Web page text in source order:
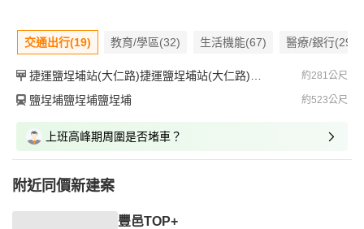
交通出行(19) 教育/學區(32) 生活機能(67) 醫療/銀行(29)
捷運鹽埕埔站(大仁路)捷運鹽埕埔站(大仁路)捷運鹽埕埔站(大仁路) 約281公尺
鹽埕埔鹽埕埔鹽埕埔 約523公尺
上班高峰期周圍是否堵車？
附近同價新建案
豐邑TOP+